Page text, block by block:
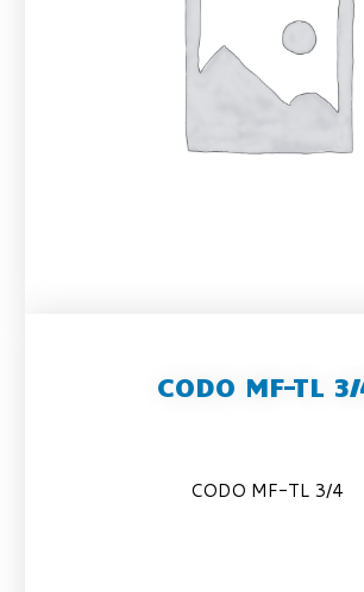
CODO MF-TL
CODO MF-TL 3/4